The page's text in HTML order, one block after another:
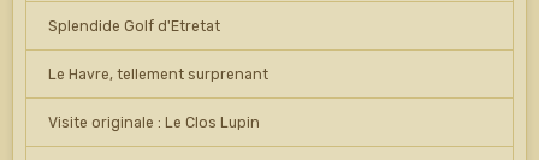
Splendide Golf d'Etretat
Le Havre, tellement surprenant
Visite originale : Le Clos Lupin